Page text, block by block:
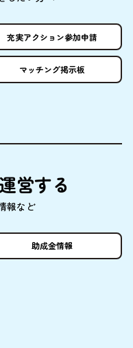
充実アクション参加申請
マッチング掲示板
営する
報など
助成金情報